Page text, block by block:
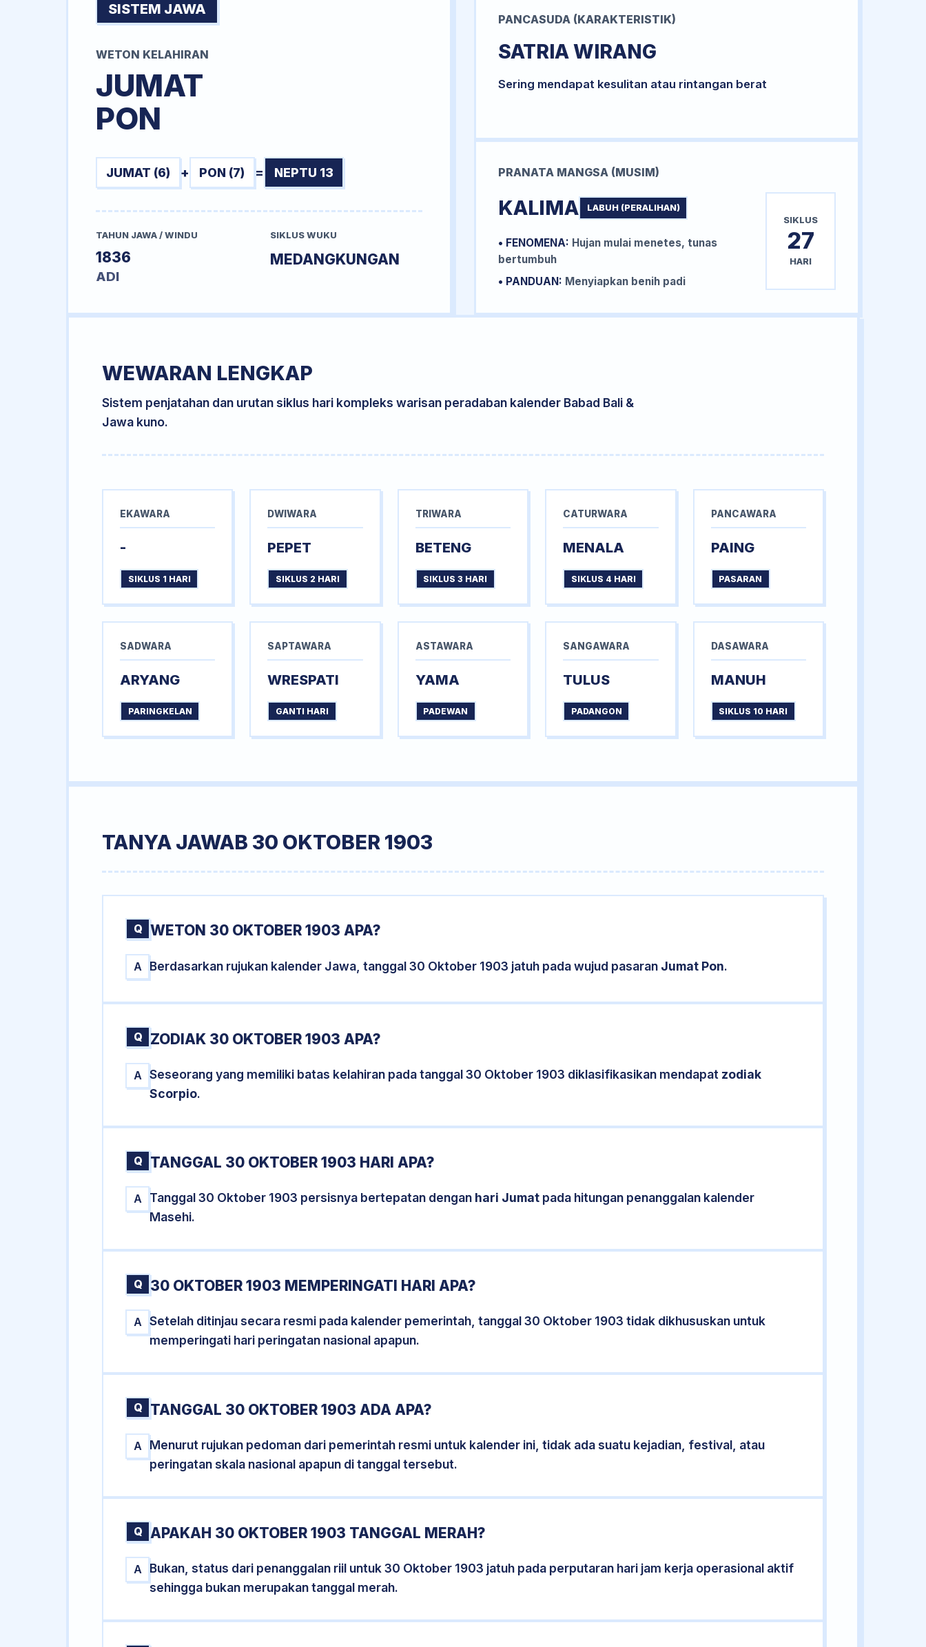
SISTEM JAWA
WETON KELAHIRAN
JUMAT
PON
JUMAT (6) + PON (7) = NEPTU 13
TAHUN JAWA / WINDU
1836
ADI
SIKLUS WUKU
MEDANGKUNGAN
PANCASUDA (KARAKTERISTIK)
SATRIA WIRANG
Sering mendapat kesulitan atau rintangan berat
PRANATA MANGSA (MUSIM)
KALIMA LABUH (PERALIHAN)
• FENOMENA: Hujan mulai menetes, tunas
bertumbuh
• PANDUAN: Menyiapkan benih padi
SIKLUS
27
HARI
WEWARAN LENGKAP
Sistem penjatahan dan urutan siklus hari kompleks warisan peradaban kalender Babad Bali &
Jawa kuno.
EKAWARA
-
SIKLUS 1 HARI
DWIWARA
PEPET
SIKLUS 2 HARI
TRIWARA
BETENG
SIKLUS 3 HARI
CATURWARA
MENALA
SIKLUS 4 HARI
PANCAWARA
PAING
PASARAN
SADWARA
ARYANG
PARINGKELAN
SAPTAWARA
WRESPATI
GANTI HARI
ASTAWARA
YAMA
PADEWAN
SANGAWARA
TULUS
PADANGON
DASAWARA
MANUH
SIKLUS 10 HARI
TANYA JAWAB 30 OKTOBER 1903
Q WETON 30 OKTOBER 1903 APA?
A Berdasarkan rujukan kalender Jawa, tanggal 30 Oktober 1903 jatuh pada wujud pasaran Jumat Pon.
Q ZODIAK 30 OKTOBER 1903 APA?
A Seseorang yang memiliki batas kelahiran pada tanggal 30 Oktober 1903 diklasifikasikan mendapat zodiak
Scorpio.
Q TANGGAL 30 OKTOBER 1903 HARI APA?
A Tanggal 30 Oktober 1903 persisnya bertepatan dengan hari Jumat pada hitungan penanggalan kalender
Masehi.
Q 30 OKTOBER 1903 MEMPERINGATI HARI APA?
A Setelah ditinjau secara resmi pada kalender pemerintah, tanggal 30 Oktober 1903 tidak dikhususkan untuk
memperingati hari peringatan nasional apapun.
Q TANGGAL 30 OKTOBER 1903 ADA APA?
A
Menurut rujukan pedoman dari pemerintah resmi untuk kalender ini, tidak ada suatu kejadian, festival, atau
peringatan skala nasional apapun di tanggal tersebut.
Q APAKAH 30 OKTOBER 1903 TANGGAL MERAH?
A
Bukan, status dari penanggalan riil untuk 30 Oktober 1903 jatuh pada perputaran hari jam kerja operasional aktif
sehingga bukan merupakan tanggal merah.